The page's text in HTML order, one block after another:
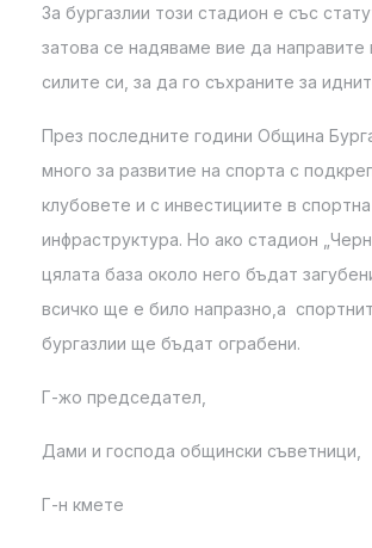
За бургазлии този стадион е със
затова се надяваме вие да направите
силите си, за да го съхраните за
През последните години Община
много за развитие на спорта с
клубовете и с инвестициите в спортна
инфраструктура. Но ако стадион
цялата база около него бъдат
всичко ще е било напразно,а
бургазлии ще бъдат ограбени.
Г-жо председател,
Дами и господа общински съветници,
Г-н кмете